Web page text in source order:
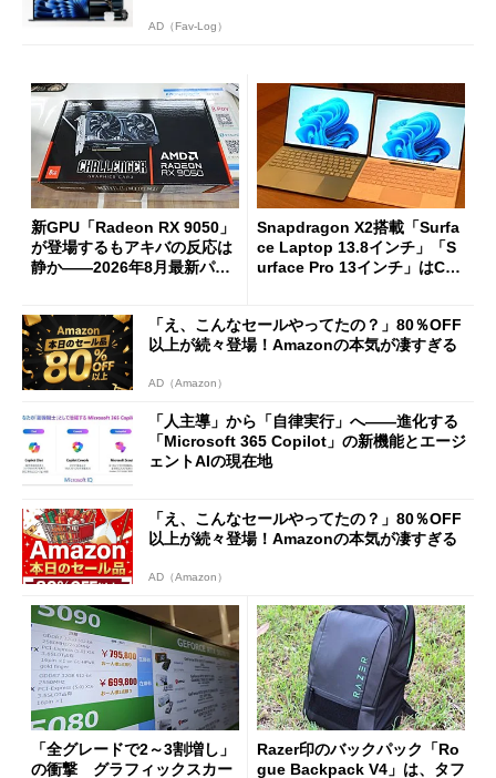
AD（Fav-Log）
新GPU「Radeon RX 9050」
が登場するもアキバの反応は
静か――2026年8月最新パー
Snapdragon X2搭載「Surfa
ce Laptop 13.8インチ」「S
urface Pro 13インチ」はCop
た
「え、こんなセールやってたの？」80％OFF
以上が続々登場！Amazonの本気が凄すぎる
AD（Amazon）
「人主導」から「自律実行」へ――進化する
「Microsoft 365 Copilot」の新機能とエージ
ェントAIの現在地
「え、こんなセールやってたの？」80％OFF
以上が続々登場！Amazonの本気が凄すぎる
AD（Amazon）
「全グレードで2～3割増し」
の衝撃 グラフィックスカー
Razer印のバックパック「Ro
gue Backpack V4」は、タフ